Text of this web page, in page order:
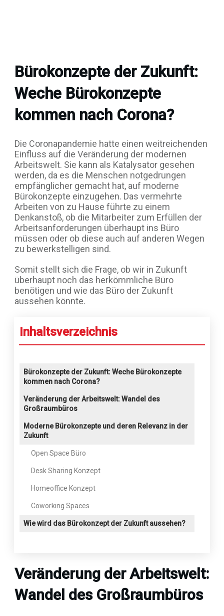
Bürokonzepte der Zukunft:
Weche Bürokonzepte
kommen nach Corona?
Die Coronapandemie hatte einen weitreichenden
Einfluss auf die Veränderung der modernen
Arbeitswelt. Sie kann als Katalysator gesehen
werden, da es die Menschen notgedrungen
empfänglicher gemacht hat, auf moderne
Bürokonzepte einzugehen. Das vermehrte
Arbeiten von zu Hause führte zu einem
Denkanstoß, ob die Mitarbeiter zum Erfüllen der
Arbeitsanforderungen überhaupt ins Büro
müssen oder ob diese auch auf anderen Wegen
zu bewerkstelligen sind.
Somit stellt sich die Frage, ob wir in Zukunft
überhaupt noch das herkömmliche Büro
benötigen und wie das Büro der Zukunft
aussehen könnte.
Inhaltsverzeichnis
Bürokonzepte der Zukunft: Weche Bürokonzepte
kommen nach Corona?
Veränderung der Arbeitswelt: Wandel des
Großraumbüros
Moderne Bürokonzepte und deren Relevanz in der
Zukunft
Open Space Büro
Desk Sharing Konzept
Homeoffice Konzept
Coworking Spaces
Wie wird das Bürokonzept der Zukunft aussehen?
Veränderung der Arbeitswelt:
Wandel des Großraumbüros